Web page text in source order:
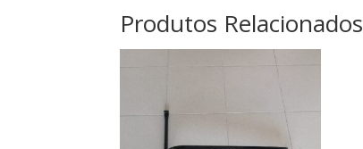
Produtos Relacionados